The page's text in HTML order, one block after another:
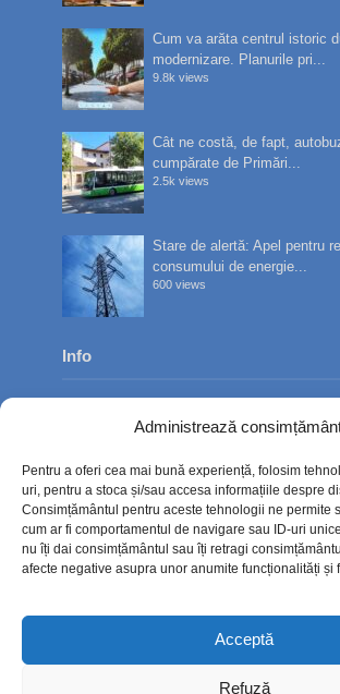
Administrează
Pentru a oferi cea mai bună experiență, folosim
uri, pentru a stoca și/sau accesa informațiile despre
Consimțământul pentru aceste tehnologii ne permite
cum ar fi comportamentul de navigare sau ID-uri
nu îți dai consimțământul sau îți retragi
afecte negative asupra unor anumite funcționalități și
Acceptă
Refuză
Cum va arăta centrul istoric
modernizare. Planurile pri...
9.8k views
Cât ne costă, de fapt,
cumpărate de Primări...
2.5k views
Stare de alertă: Apel pentru
consumului de energie...
600 views
Info
Contact
Politica de confidențialitate
Politică cookie-uri (UE)